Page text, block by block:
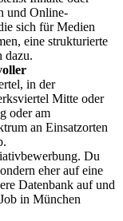
und Online-
sich für Medien
eine strukturierte
dazu.
in der
Mitte oder
oder am
an Einsatzorten
Du
eher auf eine
Datenbank auf und
in München